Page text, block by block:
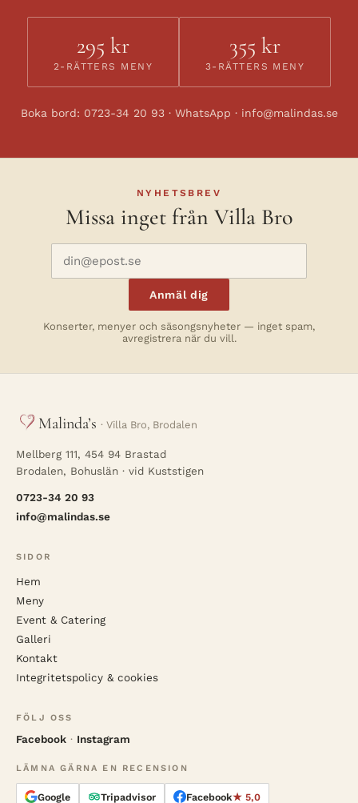
295 kr
2-RÄTTERS MENY
355 kr
3-RÄTTERS MENY
Boka bord: 0723-34 20 93 · WhatsApp · info@malindas.se
NYHETSBREV
Missa inget från Villa Bro
Anmäl dig
Konserter, menyer och säsongsnyheter — inget spam,
avregistrera när du vill.
Malinda’s · Villa Bro, Brodalen
Mellberg 111, 454 94 Brastad
Brodalen, Bohuslän · vid Kuststigen
0723-34 20 93
info@malindas.se
SIDOR
Hem
Meny
Event & Catering
Galleri
Kontakt
Integritetspolicy & cookies
FÖLJ OSS
Facebook · Instagram
LÄMNA GÄRNA EN RECENSION
Google Tripadvisor Facebook★ 5,0